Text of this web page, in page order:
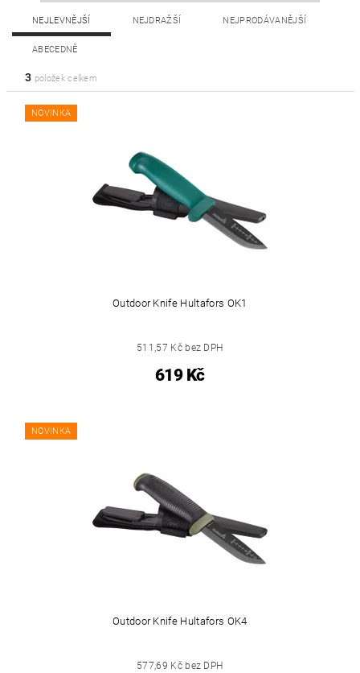
NEJLEVNĚJŠÍ NEJDRAŽŠÍ NEJPRODÁVANĚJŠÍ
ABECEDNĚ
3 položek celkem
NOVINKA
Outdoor Knife Hultafors OK1
511,57 Kč bez DPH
619 Kč
NOVINKA
Outdoor Knife Hultafors OK4
577,69 Kč bez DPH